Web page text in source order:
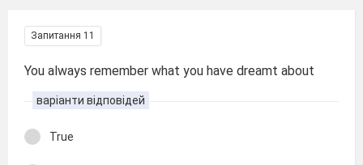
Запитання 11
You always remember what you have dreamt about
варіанти відповідей
True